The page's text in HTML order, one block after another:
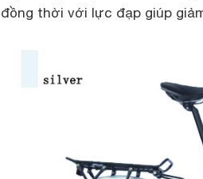
đồng thời với lực đạp giúp